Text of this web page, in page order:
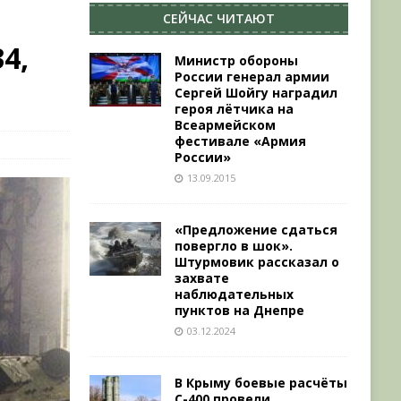
СЕЙЧАС ЧИТАЮТ
Министр обороны
России генерал армии
Сергей Шойгу наградил
героя лётчика на
Всеармейском
фестивале «Армия
России»
13.09.2015
«Предложение сдаться
повергло в шок».
Штурмовик рассказал о
захвате
наблюдательных
пунктов на Днепре
03.12.2024
В Крыму боевые расчёты